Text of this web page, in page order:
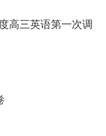
高三英语第一次调